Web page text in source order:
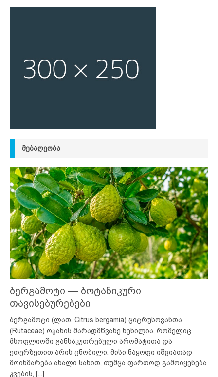
ᲛᲔᲑᲐᲦᲔᲝᲑᲐ
ბერგამოტი — ბოტანიკური
თავისებურებები
ბერგამოტი (ლათ. Citrus bergamia) ციტრუსოვანთა
(Rutaceae) ოჯახის მარადმწვანე ხეხილია, რომელიც
მსოფლიოში განსაკუთრებული არომატითა და
ეთერზეთით არის ცნობილი. მისი ნაყოფი იშვიათად
მოიხმარება ახალი სახით, თუმცა ფართოდ გამოიყენება
კვების,
[...]